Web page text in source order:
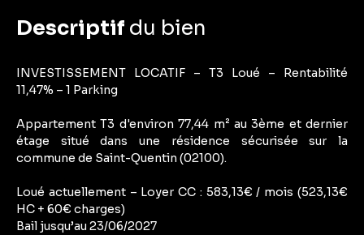
Descriptif du bien
INVESTISSEMENT LOCATIF – T3 Loué – Rentabilité
11,47% – 1 Parking
Appartement T3 d'environ 77,44 m² au 3ème et dernier
étage situé dans une résidence sécurisée sur la
commune de Saint-Quentin (02100).
Loué actuellement – Loyer CC : 583,13€ / mois (523,13€
HC + 60€ charges)
Bail jusqu’au 23/06/2027